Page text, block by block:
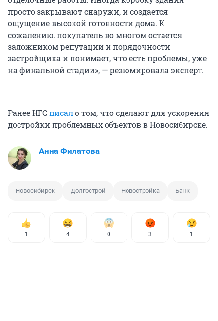
просто закрывают снаружи, и создается
ощущение высокой готовности дома. К
сожалению, покупатель во многом остается
заложником репутации и порядочности
застройщика и понимает, что есть проблемы, уже
на финальной стадии», — резюмировала эксперт.
Ранее НГСписало том, что сделают для ускорения
достройки проблемных объектов в Новосибирске.
Анна Филатова
Новосибирск Долгострой Новостройка Банк
1 4 0 3 1